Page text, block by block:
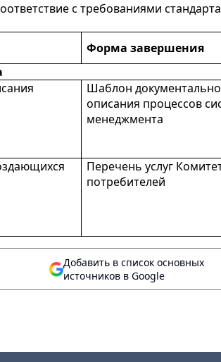
с требованиями
Форма завершения
Шаблон
описания процессов
менеджмента
Перечень услуг
потребителей
Добавить в список основных
источников в Google